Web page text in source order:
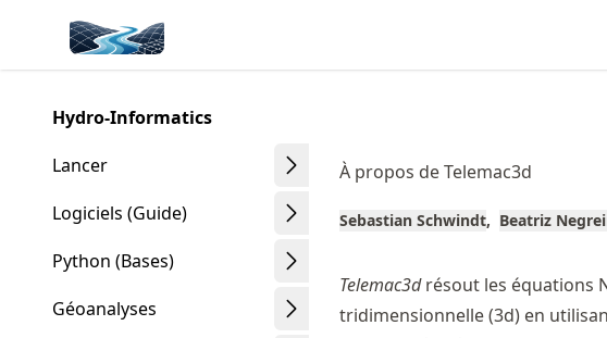
article
content
Made with MyST
Hydro-Informatics
Lancer
Logiciels (Guide)
Python (Bases)
Géoanalyses
À propos de Telemac3d
Sebastian Schwindt Beatriz
Telemac3drésout les équations
tridimensionnelle (3d) en